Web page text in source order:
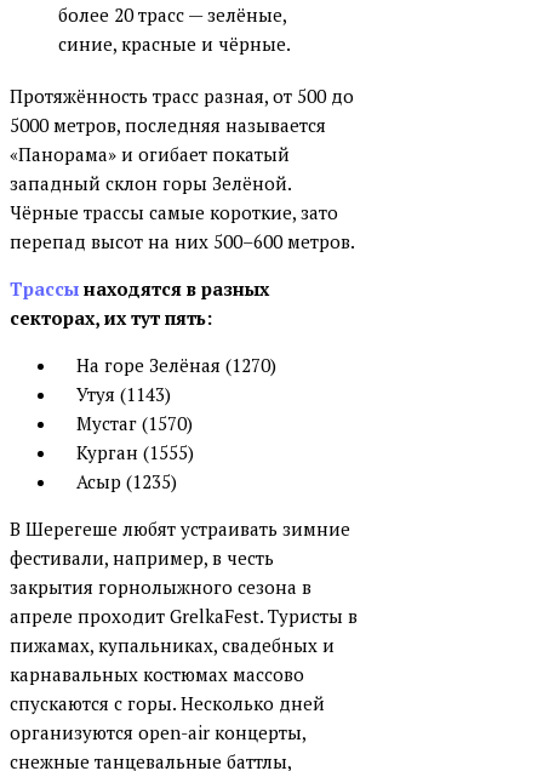
более 20 трасс — зелёные,
синие, красные и чёрные.
Протяжённость трасс разная, от 500 до
5000 метров, последняя называется
«Панорама» и огибает покатый
западный склон горы Зелёной.
Чёрные трассы самые короткие, зато
перепад высот на них 500–600 метров.
Трассы находятся в разных
секторах, их тут пять:
На горе Зелёная (1270)
Утуя (1143)
Мустаг (1570)
Курган (1555)
Асыр (1235)
В Шерегеше любят устраивать зимние
фестивали, например, в честь
закрытия горнолыжного сезона в
апреле проходит GrelkaFest. Туристы в
пижамах, купальниках, свадебных и
карнавальных костюмах массово
спускаются с горы. Несколько дней
организуются open-air концерты,
снежные танцевальные баттлы,